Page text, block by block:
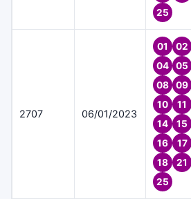
25
2707 06/01/2023
01
02
04
05
08
09
10
11
14
15
16
17
18
21
25